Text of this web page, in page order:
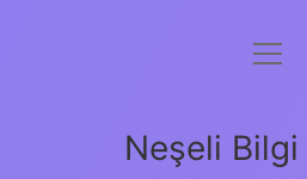
Anasayfa
Yasal
Neşeli Bilgi